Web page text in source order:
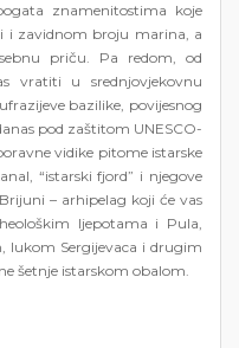
znamenitostima koje
i zavidnom broju marina, a
priču. Pa redom, od
vratiti u srednjovjekovnu
bazilike, povijesnog
pod zaštitom UNESCO-
vidike pitome istarske
“istarski fjord” i njegove
– arhipelag koji će vas
ljepotama i Pula,
lukom Sergijevaca i drugim
šetnje istarskom obalom.